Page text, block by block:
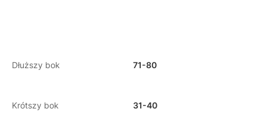
Dłuższy bok 71-80
Krótszy bok 31-40